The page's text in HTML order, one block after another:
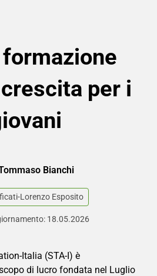
per i
Bianchi
-Lorenzo Esposito
18.05.2026
Italia (STA-I) è
di lucro fondata nel Luglio